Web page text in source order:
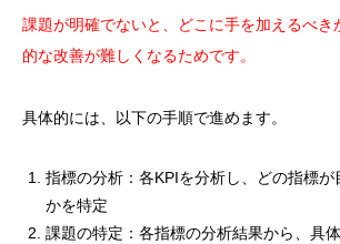
課題が明確でないと、どこに手を加えるべき
的な改善が難しくなるためです。
具体的には、以下の手順で進めます。
指標の分析：各KPIを分析し、どの指標
かを特定
課題の特定：各指標の分析結果から、具